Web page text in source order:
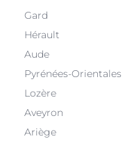
Gard
Hérault
Aude
Pyrénées-Orientales
Lozère
Aveyron
Ariège